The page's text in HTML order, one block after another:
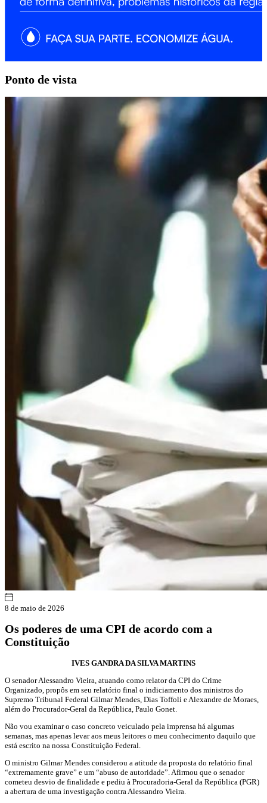
Ponto de vista
8 de maio de 2026
Os poderes de uma CPI de acordo com a
Constituição
IVES GANDRA DA SILVA MARTINS
O senador Alessandro Vieira, atuando como relator da CPI do Crime
Organizado, propôs em seu relatório final o indiciamento dos ministros do
Supremo Tribunal Federal Gilmar Mendes, Dias Toffoli e Alexandre de Moraes,
além do Procurador-Geral da República, Paulo Gonet.
Não vou examinar o caso concreto veiculado pela imprensa há algumas
semanas, mas apenas levar aos meus leitores o meu conhecimento daquilo que
está escrito na nossa Constituição Federal.
O ministro Gilmar Mendes considerou a atitude da proposta do relatório final
“extremamente grave” e um “abuso de autoridade”. Afirmou que o senador
cometeu desvio de finalidade e pediu à Procuradoria-Geral da República (PGR)
a abertura de uma investigação contra Alessandro Vieira.